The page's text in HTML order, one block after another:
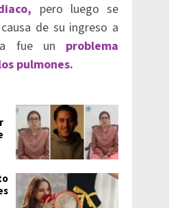
pero luego se
de su ingreso a
fue un problema
pulmones.